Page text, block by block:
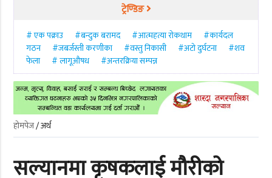
ट्रेण्डिङ
# एक पक्राउ #बन्दुक बरामद #आत्महत्या रोकथाम
#कार्यदल
गठन
#जबर्जस्ती करणीका #वस्तु निकासी #अटो दुर्घटना
#शव
फेला
# लागूऔषध #अन्तरक्रिया सम्पन्न
होमपेज/ अर्थ
सल्यानमा कृषकलाई मौरीको